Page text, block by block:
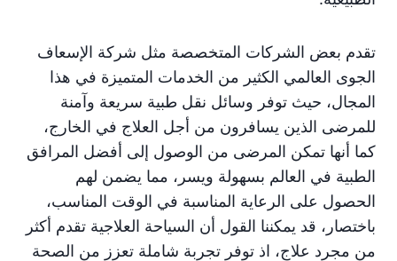
تقدم بعض الشركات المتخصصة مثل شركة الإسعاف
الجوى العالمي الكثير من الخدمات المتميزة في هذا
المجال، حيث توفر وسائل نقل طبية سريعة وآمنة
للمرضى الذين يسافرون من أجل العلاج في الخارج،
كما أنها تمكن المرضى من الوصول إلى أفضل المرافق
الطبية في العالم بسهولة ويسر، مما يضمن لهم
الحصول على الرعاية المناسبة في الوقت المناسب،
باختصار، قد يمكننا القول أن السياحة العلاجية تقدم أكثر
من مجرد علاج، اذ توفر تجربة شاملة تعزز من الصحة